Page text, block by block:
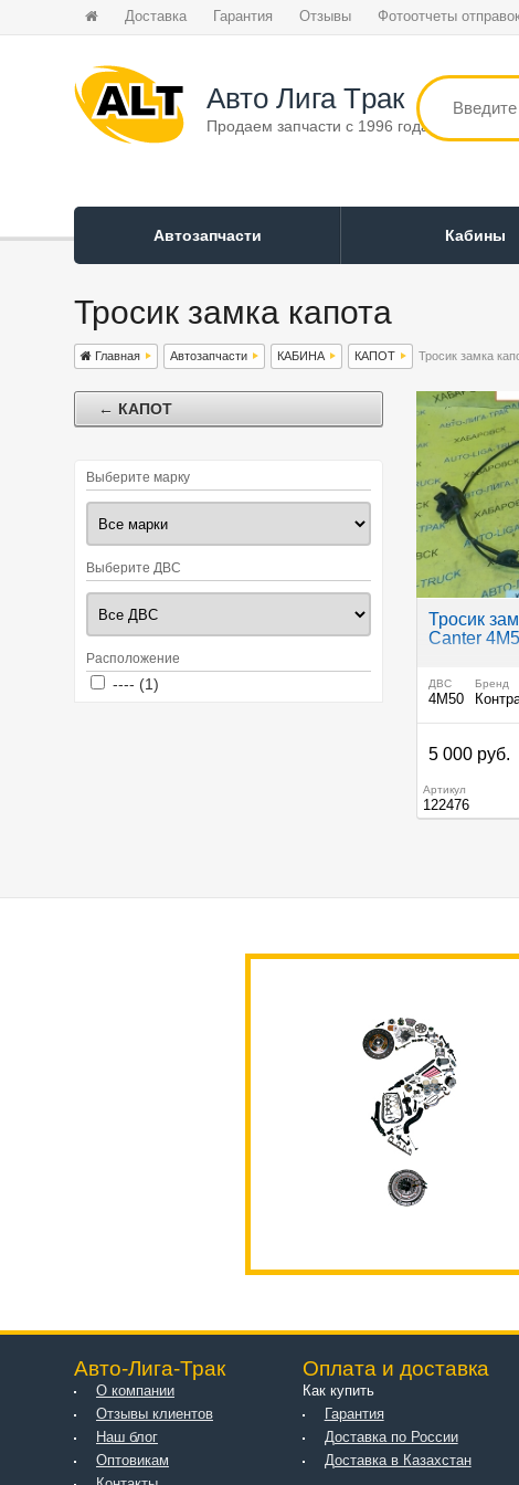
Доставка Гарантия Отзывы Фотоотчеты
Авто Лига Tрак
Продаем запчасти с 1996 года
Автозапчасти Кабины
Тросик замка капота
Главная Автозапчасти КАБИНА КАПОТ Тросик замка
← КАПОТ
Выберите марку
Выберите ДВС
Расположение
Apply ---- filter
---- (1)
Тросик
Canter
ДВС
4M50
Бренд
5 000 руб.
Артикул
122476
Авто-Лига-Трак
О компании
Отзывы клиентов
Наш блог
Оптовикам
Оплата и доставка
Как купить
Гарантия
Доставка по России
Доставка в Казахстан